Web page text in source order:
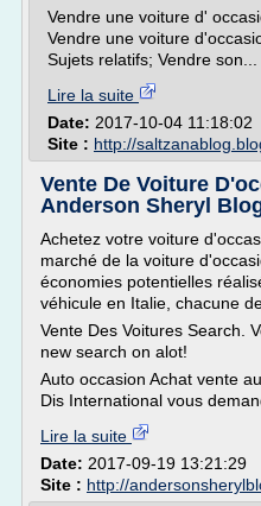
Vendre une voiture d'
Vendre une voiture
Sujets relatifs; Vendre son...
Lire la suite
Date: 2017-10-04 11:18:02
Site : http://
Vente De Voiture
Anderson Sheryl
Achetez votre voiture
marché de la voiture
économies potentielles
véhicule en Italie, chacune
Vente Des Voitures Search.
new search on alot!
Auto occasion Achat vente
Dis International vous
Lire la suite
Date: 2017-09-19 13:21:29
Site : http://